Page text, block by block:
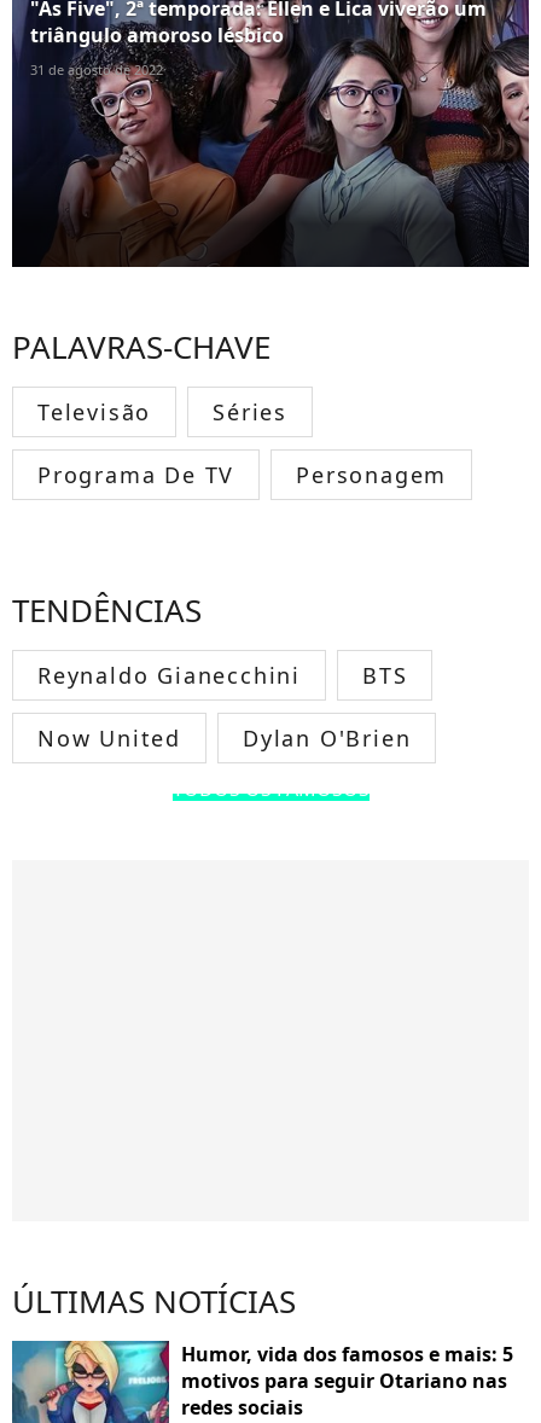
"As Five", 2ª temporada: Ellen e Lica viverão um
triângulo amoroso lésbico
31 de agosto de 2022
PALAVRAS-CHAVE
Televisão Séries
Programa De TV Personagem
TENDÊNCIAS
Reynaldo Gianecchini BTS
Now United Dylan O'Brien
TODOS OS FAMOSOS
ÚLTIMAS NOTÍCIAS
Humor, vida dos famosos e mais: 5
motivos para seguir Otariano nas
redes sociais